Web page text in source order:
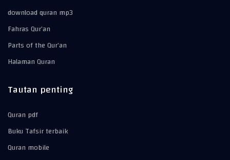
download quran mp3
Fahras Qur’an
Parts of the Qur’an
Halaman Quran
Tautan penting
Quran pdf
Buku Tafsir terbaik
Quran mobile